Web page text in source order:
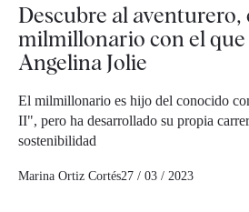
Descubre al aventurero,
milmillonario con el
Angelina Jolie
El milmillonario es hijo del conocido
II", pero ha desarrollado su propia
sostenibilidad
Marina Ortiz Cortés27 / 03 / 2023